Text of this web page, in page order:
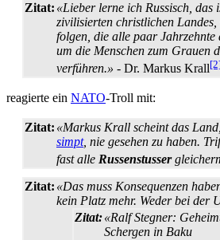
Zitat: «Lieber lerne ich Russisch, das
zivilisierten christlichen Landes,
folgen, die alle paar Jahrzehnte
um die Menschen zum Grauen
verführen.» - Dr. Markus Krall
reagierte ein NATO-Troll mit:
Zitat: «Markus Krall scheint das
simpt, nie gesehen zu haben.
fast alle Russenstusser
Zitat: «Das muss Konsequenzen
kein Platz mehr. Weder bei der
Zitat:«Ralf Stegner:
Schergen in Baku